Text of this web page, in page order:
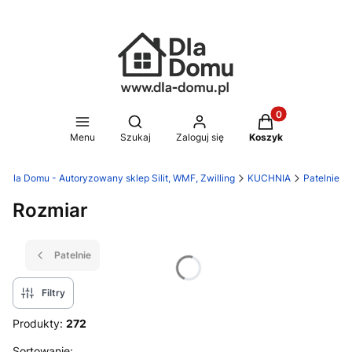
Menu
Otwórz wyszukiwarkę
Szukaj Zaloguj się
Produkty w
Koszyk
Dla Domu - Autoryzowany sklep Silit, WMF, Zwilling KUCHNIA Patelnie
Rozmiar
Patelnie
Filtry
Produkty: 272